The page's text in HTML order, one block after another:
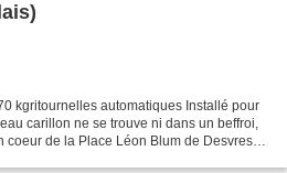
kgritournelles automatiques Installé pour
carillon ne se trouve ni dans un beffroi,
coeur de la Place Léon Blum de Desvres